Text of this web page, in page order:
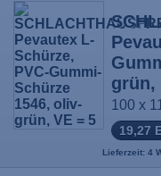
grün,
100 x
19,27
Lieferzeit: 4